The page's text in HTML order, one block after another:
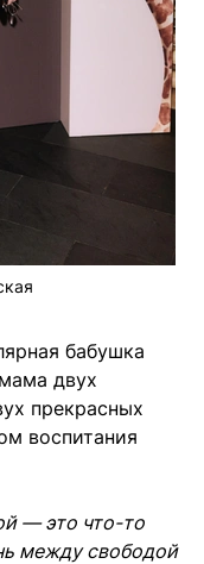
бабушка
мама двух
прекрасных
воспитания
— это что-то
между свободой